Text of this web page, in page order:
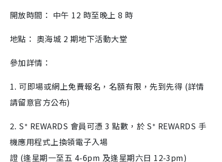
開放時間： 中午 12 時至晚上 8 時
地點： 奧海城 2 期地下活動大堂
參加詳情：
1. 可即場或網上免費報名，名額有限，先到先得 (詳情
請留意官方公布)
2. S⁺ REWARDS 會員可憑 3 點數，於 S⁺ REWARDS 手
機應用程式上換領電子入場
證 (逢星期一至五 4-6pm 及逢星期六日 12-3pm)